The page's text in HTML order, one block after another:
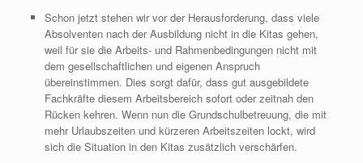
Schon jetzt stehen wir vor der Herausforderung, dass viele
Absolventen nach der Ausbildung nicht in die Kitas gehen,
weil für sie die Arbeits- und Rahmenbedingungen nicht mit
dem gesellschaftlichen und eigenen Anspruch
übereinstimmen. Dies sorgt dafür, dass gut ausgebildete
Fachkräfte diesem Arbeitsbereich sofort oder zeitnah den
Rücken kehren. Wenn nun die Grundschulbetreuung, die mit
mehr Urlaubszeiten und kürzeren Arbeitszeiten lockt, wird
sich die Situation in den Kitas zusätzlich verschärfen.